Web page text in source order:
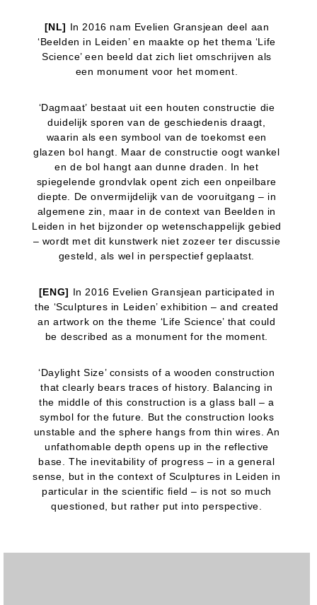
[NL] In 2016 nam Evelien Gransjean deel aan
‘Beelden in Leiden’ en maakte op het thema ‘Life
Science’ een beeld dat zich liet omschrijven als
een monument voor het moment.
‘Dagmaat’ bestaat uit een houten constructie die
duidelijk sporen van de geschiedenis draagt,
waarin als een symbool van de toekomst een
glazen bol hangt. Maar de constructie oogt wankel
en de bol hangt aan dunne draden. In het
spiegelende grondvlak opent zich een onpeilbare
diepte. De onvermijdelijk van de vooruitgang – in
algemene zin, maar in de context van Beelden in
Leiden in het bijzonder op wetenschappelijk gebied
– wordt met dit kunstwerk niet zozeer ter discussie
gesteld, als wel in perspectief geplaatst.
[ENG] In 2016 Evelien Gransjean participated in
the ‘Sculptures in Leiden’ exhibition – and created
an artwork on the theme ‘Life Science’ that could
be described as a monument for the moment.
‘Daylight Size’ consists of a wooden construction
that clearly bears traces of history. Balancing in
the middle of this construction is a glass ball – a
symbol for the future. But the construction looks
unstable and the sphere hangs from thin wires. An
unfathomable depth opens up in the reflective
base. The inevitability of progress – in a general
sense, but in the context of Sculptures in Leiden in
particular in the scientific field – is not so much
questioned, but rather put into perspective.